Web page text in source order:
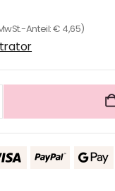
Anteil:€ 4,65)